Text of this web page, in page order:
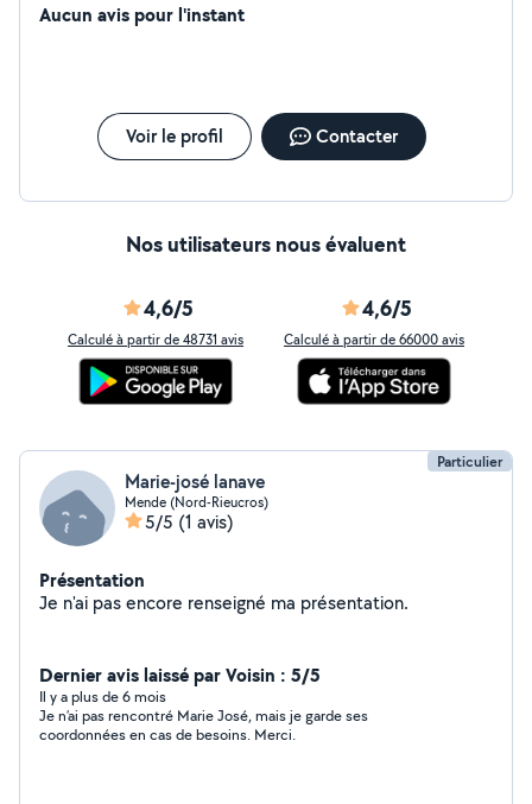
Aucun avis pour l'instant
Voir le profil Contacter
Nos utilisateurs nous évaluent
4,6/5
Calculé à partir de 48731 avis
4,6/5
Calculé à partir de 66000 avis
Particulier
Marie-josé lanave
Mende (Nord-Rieucros)
5/5 (1 avis)
Présentation
Je n'ai pas encore renseigné ma présentation.
Dernier avis laissé par Voisin : 5/5
Il y a plus de 6 mois
Je n’ai pas rencontré Marie José, mais je garde ses
coordonnées en cas de besoins. Merci.